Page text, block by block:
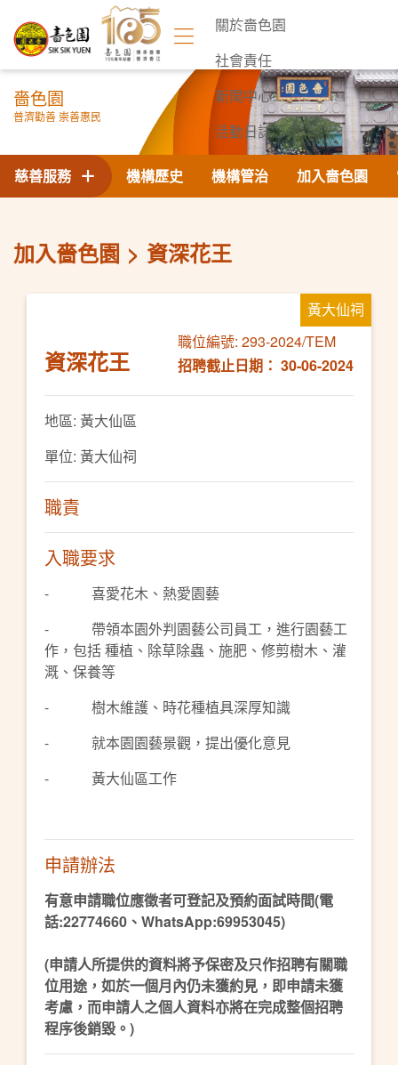
關於嗇色園
社會責任
新聞中心
活動日誌
聯絡我們
嗇色園
普濟勸善 崇善惠民
機構歷史 機構管治 加入嗇色園
慈善服務
加入嗇色園 資深花王
黃大仙祠
資深花王
職位編號: 293-2024/TEM
招聘截止日期： 30-06-2024
地區: 黃大仙區
單位: 黃大仙祠
職責
入職要求
- 喜愛花木、熱愛園藝
- 帶領本園外判園藝公司員工，進行園藝工
作，包括 種植、除草除蟲、施肥、修剪樹木、灌
溉、保養等
- 樹木維護、時花種植具深厚知識
- 就本園園藝景觀，提出優化意見
- 黃大仙區工作
申請辦法
有意申請職位應徵者可登記及預約面試時間(電
話:22774660、WhatsApp:69953045)
(申請人所提供的資料將予保密及只作招聘有關職
位用途，如於一個月內仍未獲約見，即申請未獲
考慮，而申請人之個人資料亦將在完成整個招聘
程序後銷毀。)